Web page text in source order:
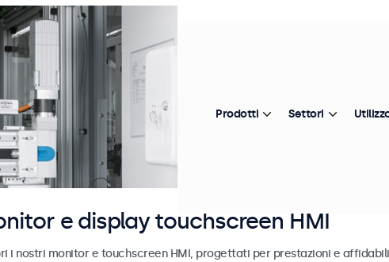
e display touchscreen HMI
i nostri monitor e touchscreen HMI, progettati per prestazioni e
Prodotti Settori